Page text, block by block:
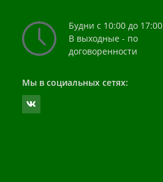
Будни с 10:00 до 17:00
В выходные - по
договоренности
Мы в социальных сетях: